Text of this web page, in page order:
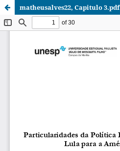
matheusalves22, Capitulo 3.pdf